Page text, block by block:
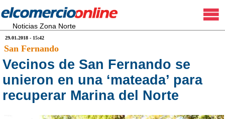
Noticias Zona Norte
29.01.2018 - 15:42
San Fernando
Vecinos de San Fernando se
unieron en una ‘mateada’ para
recuperar Marina del Norte